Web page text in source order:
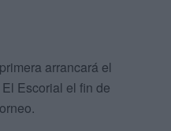
arrancará el
Escorial el fin de